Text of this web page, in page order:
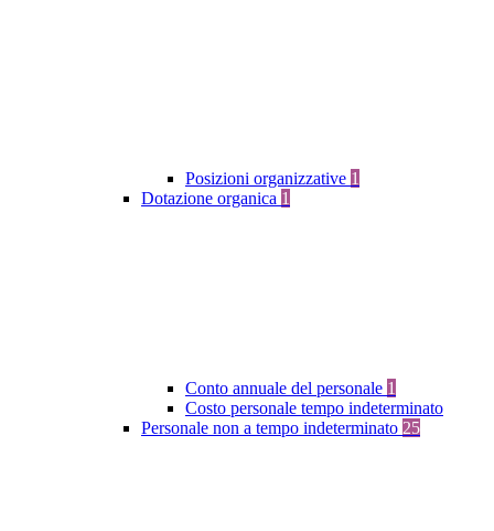
Posizioni organizzative 1
Dotazione organica 1
Conto annuale del personale 1
Costo personale tempo indeterminato
Personale non a tempo indeterminato 25